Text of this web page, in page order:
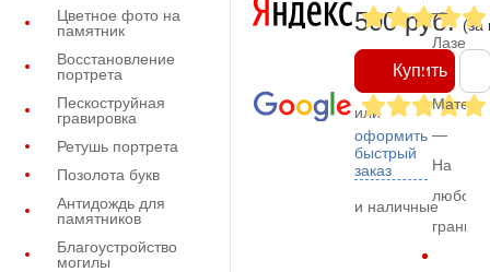
Цветное фото на
памятник
Восстановление
портрета
Пескоструйная
гравировка
Ретушь портрета
Позолота букв
Антидождь для
памятников
Благоустройство
могилы
500 руб. (за
Купить
или
оформить
быстрый
заказ
и наличные
—
—
На
любом
граните